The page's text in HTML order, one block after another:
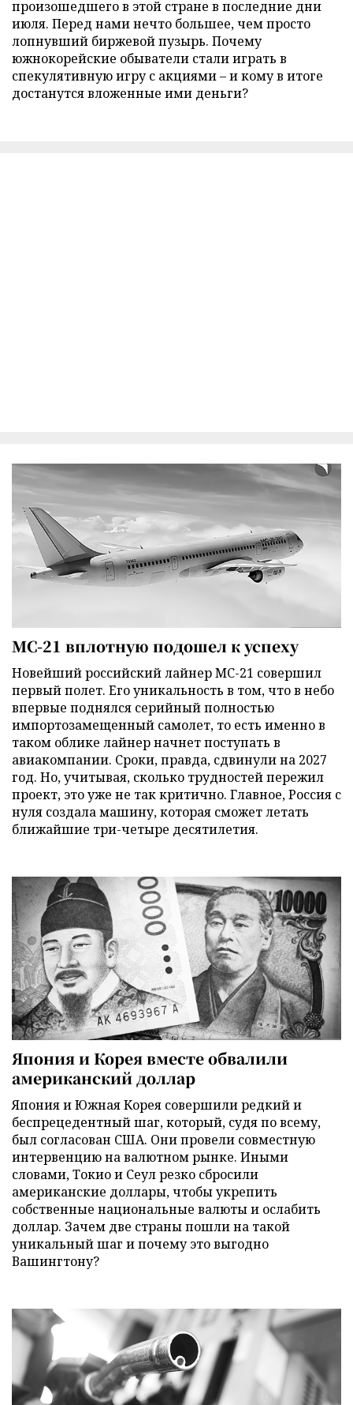
произошедшего в этой стране в последние дни
июля. Перед нами нечто большее, чем просто
лопнувший биржевой пузырь. Почему
южнокорейские обыватели стали играть в
спекулятивную игру с акциями – и кому в итоге
достанутся вложенные ими деньги?
МС-21 вплотную подошел к успеху
Новейший российский лайнер МС-21 совершил
первый полет. Его уникальность в том, что в небо
впервые поднялся серийный полностью
импортозамещенный самолет, то есть именно в
таком облике лайнер начнет поступать в
авиакомпании. Сроки, правда, сдвинули на 2027
год. Но, учитывая, сколько трудностей пережил
проект, это уже не так критично. Главное, Россия с
нуля создала машину, которая сможет летать
ближайшие три-четыре десятилетия.
Япония и Корея вместе обвалили
американский доллар
Япония и Южная Корея совершили редкий и
беспрецедентный шаг, который, судя по всему,
был согласован США. Они провели совместную
интервенцию на валютном рынке. Иными
словами, Токио и Сеул резко сбросили
американские доллары, чтобы укрепить
собственные национальные валюты и ослабить
доллар. Зачем две страны пошли на такой
уникальный шаг и почему это выгодно
Вашингтону?